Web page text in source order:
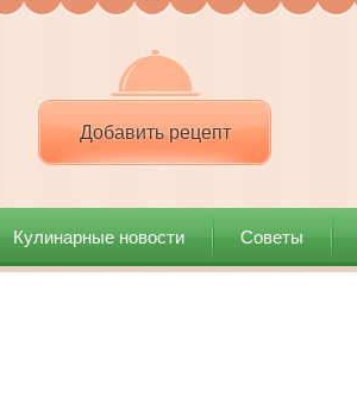
Добавить рецепт
Кулинарные новости Советы